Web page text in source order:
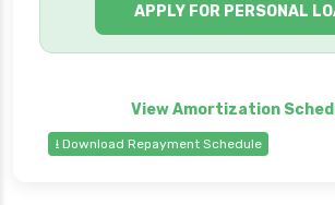
APPLY FOR PERSONAL
⭳ Download Repayment Schedule